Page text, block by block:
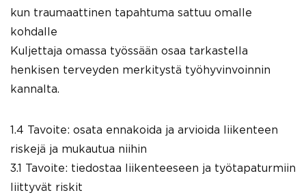
kun traumaattinen tapahtuma sattuu omalle
kohdalle
Kuljettaja omassa työssään osaa tarkastella
henkisen terveyden merkitystä työhyvinvoinnin
kannalta.
1.4 Tavoite: osata ennakoida ja arvioida liikenteen
riskejä ja mukautua niihin
3.1 Tavoite: tiedostaa liikenteeseen ja työtapaturmiin
liittyvät riskit